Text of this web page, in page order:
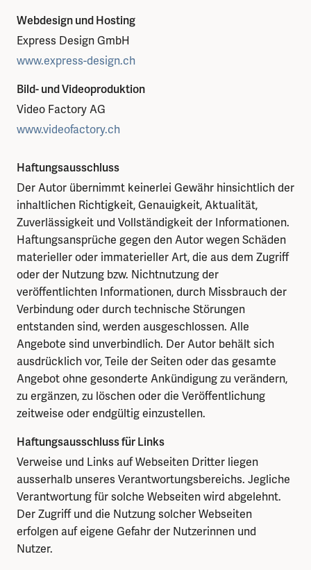
Webdesign und Hosting
Express Design GmbH
www.express-design.ch
Bild- und Videoproduktion
Video Factory AG
www.videofactory.ch
Haftungsausschluss
Der Autor übernimmt keinerlei Gewähr hinsichtlich der
inhaltlichen Richtigkeit, Genauigkeit, Aktualität,
Zuverlässigkeit und Vollständigkeit der Informationen.
Haftungsansprüche gegen den Autor wegen Schäden
materieller oder immaterieller Art, die aus dem Zugriff
oder der Nutzung bzw. Nichtnutzung der
veröffentlichten Informationen, durch Missbrauch der
Verbindung oder durch technische Störungen
entstanden sind, werden ausgeschlossen. Alle
Angebote sind unverbindlich. Der Autor behält sich
ausdrücklich vor, Teile der Seiten oder das gesamte
Angebot ohne gesonderte Ankündigung zu verändern,
zu ergänzen, zu löschen oder die Veröffentlichung
zeitweise oder endgültig einzustellen.
Haftungsausschluss für Links
Verweise und Links auf Webseiten Dritter liegen
ausserhalb unseres Verantwortungsbereichs. Jegliche
Verantwortung für solche Webseiten wird abgelehnt.
Der Zugriff und die Nutzung solcher Webseiten
erfolgen auf eigene Gefahr der Nutzerinnen und
Nutzer.